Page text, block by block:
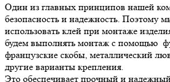
Один из главных принципов нашей
безопасность и надежность. Поэтому
использовать клей при монтаже
будем выполнять монтаж с помощью
французские скобы, металлический
другие варианты крепления.
Это обеспечивает прочный и